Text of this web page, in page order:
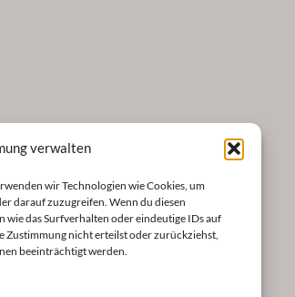
verwalten
wir Technologien wie Cookies, um
darauf zuzugreifen. Wenn du diesen
das Surfverhalten oder eindeutige IDs auf
Zustimmung nicht erteilst oder zurückziehst,
beeinträchtigt werden.